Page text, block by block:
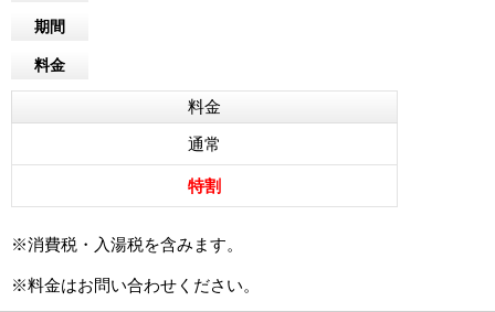
期間
料金
料金
通常
特割
※消費税・入湯税を含みます。
※料金はお問い合わせください。